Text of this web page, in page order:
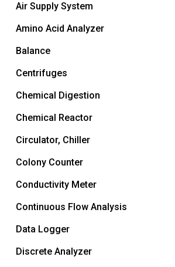
Air Supply System
Amino Acid Analyzer
Balance
Centrifuges
Chemical Digestion
Chemical Reactor
Circulator, Chiller
Colony Counter
Conductivity Meter
Continuous Flow Analysis
Data Logger
Discrete Analyzer